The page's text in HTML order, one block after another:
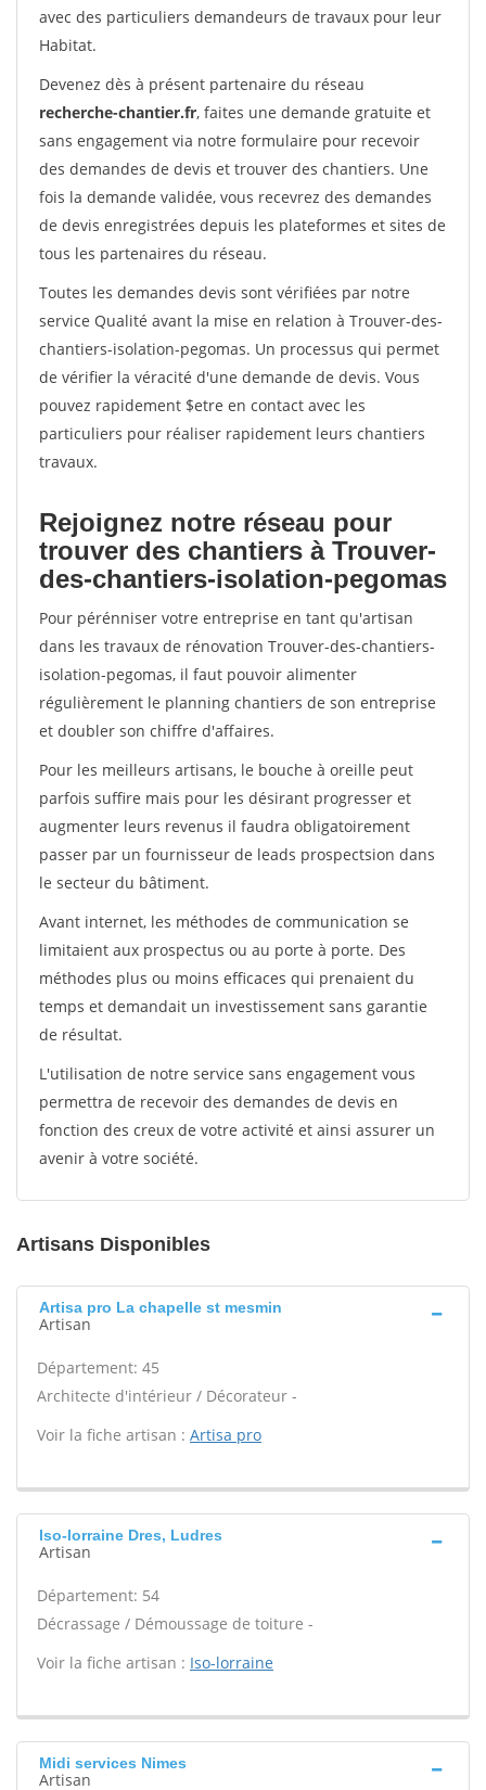
avec des particuliers demandeurs de travaux pour leur
Habitat.
Devenez dès à présent partenaire du réseau
recherche-chantier.fr, faites une demande gratuite et
sans engagement via notre formulaire pour recevoir
des demandes de devis et trouver des chantiers. Une
fois la demande validée, vous recevrez des demandes
de devis enregistrées depuis les plateformes et sites de
tous les partenaires du réseau.
Toutes les demandes devis sont vérifiées par notre
service Qualité avant la mise en relation à Trouver-des-
chantiers-isolation-pegomas. Un processus qui permet
de vérifier la véracité d'une demande de devis. Vous
pouvez rapidement $etre en contact avec les
particuliers pour réaliser rapidement leurs chantiers
travaux.
Rejoignez notre réseau pour
trouver des chantiers à Trouver-
des-chantiers-isolation-pegomas
Pour pérénniser votre entreprise en tant qu'artisan
dans les travaux de rénovation Trouver-des-chantiers-
isolation-pegomas, il faut pouvoir alimenter
régulièrement le planning chantiers de son entreprise
et doubler son chiffre d'affaires.
Pour les meilleurs artisans, le bouche à oreille peut
parfois suffire mais pour les désirant progresser et
augmenter leurs revenus il faudra obligatoirement
passer par un fournisseur de leads prospectsion dans
le secteur du bâtiment.
Avant internet, les méthodes de communication se
limitaient aux prospectus ou au porte à porte. Des
méthodes plus ou moins efficaces qui prenaient du
temps et demandait un investissement sans garantie
de résultat.
L'utilisation de notre service sans engagement vous
permettra de recevoir des demandes de devis en
fonction des creux de votre activité et ainsi assurer un
avenir à votre société.
Artisans Disponibles
Artisa pro La chapelle st mesmin
Artisan
Département: 45
Architecte d'intérieur / Décorateur -
Voir la fiche artisan : Artisa pro
Iso-lorraine Dres, Ludres
Artisan
Département: 54
Décrassage / Démoussage de toiture -
Voir la fiche artisan : Iso-lorraine
Midi services Nimes
Artisan